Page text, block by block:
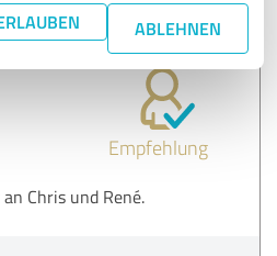
ABLEHNEN
Empfehlung
Chris und René.